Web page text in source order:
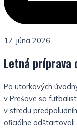
17. júna 2026
Letná príprava
Po utorkových
v Prešove sa
v stredu
oficiálne odštartovali